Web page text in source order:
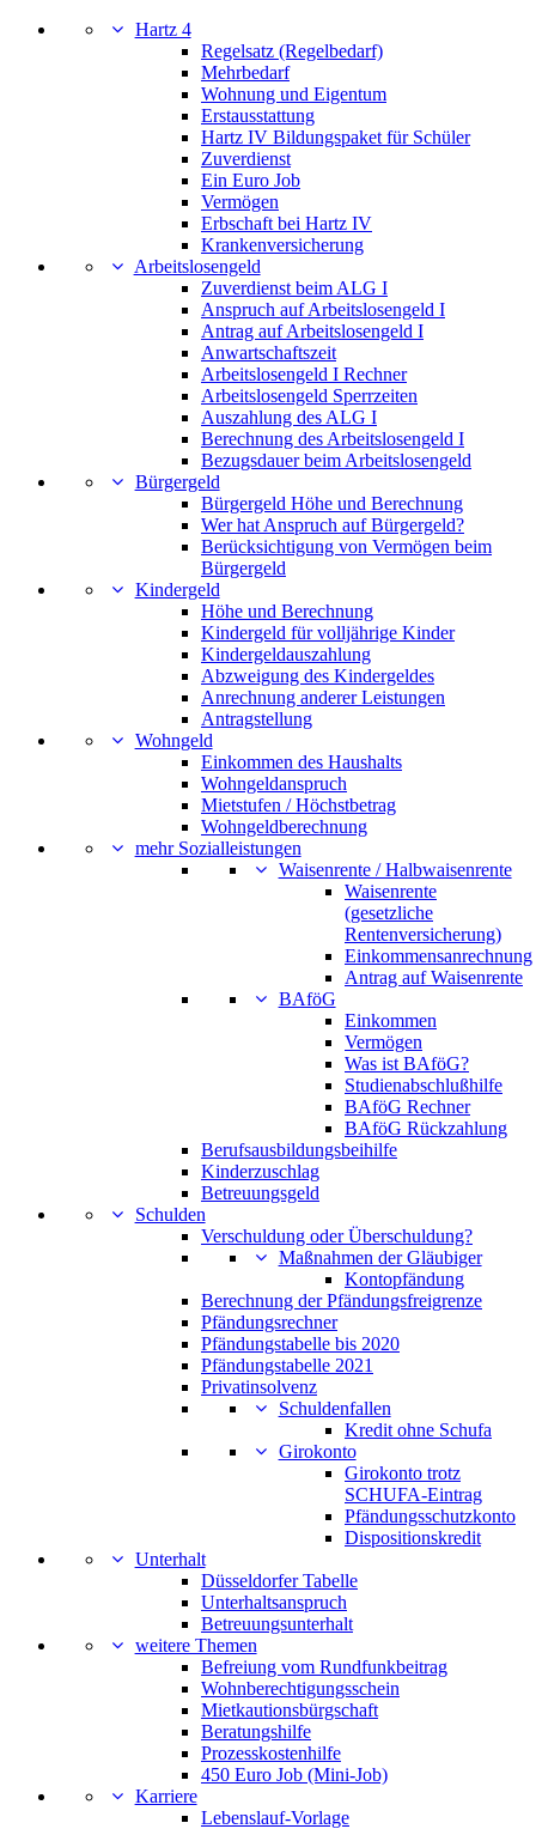
Hartz 4
Regelsatz (Regelbedarf)
Mehrbedarf
Wohnung und Eigentum
Erstausstattung
Hartz IV Bildungspaket für Schüler
Zuverdienst
Ein Euro Job
Vermögen
Erbschaft bei Hartz IV
Krankenversicherung
Arbeitslosengeld
Zuverdienst beim ALG I
Anspruch auf Arbeitslosengeld I
Antrag auf Arbeitslosengeld I
Anwartschaftszeit
Arbeitslosengeld I Rechner
Arbeitslosengeld Sperrzeiten
Auszahlung des ALG I
Berechnung des Arbeitslosengeld I
Bezugsdauer beim Arbeitslosengeld
Bürgergeld
Bürgergeld Höhe und Berechnung
Wer hat Anspruch auf Bürgergeld?
Berücksichtigung von Vermögen beim
Bürgergeld
Kindergeld
Höhe und Berechnung
Kindergeld für volljährige Kinder
Kindergeldauszahlung
Abzweigung des Kindergeldes
Anrechnung anderer Leistungen
Antragstellung
Wohngeld
Einkommen des Haushalts
Wohngeldanspruch
Mietstufen / Höchstbetrag
Wohngeldberechnung
mehr Sozialleistungen
Waisenrente / Halbwaisenrente
Waisenrente
(gesetzliche
Rentenversicherung)
Einkommensanrechnung
Antrag auf Waisenrente
BAföG
Einkommen
Vermögen
Was ist BAföG?
Studienabschlußhilfe
BAföG Rechner
BAföG Rückzahlung
Berufsausbildungsbeihilfe
Kinderzuschlag
Betreuungsgeld
Schulden
Verschuldung oder Überschuldung?
Maßnahmen der Gläubiger
Kontopfändung
Berechnung der Pfändungsfreigrenze
Pfändungsrechner
Pfändungstabelle bis 2020
Pfändungstabelle 2021
Privatinsolvenz
Schuldenfallen
Kredit ohne Schufa
Girokonto
Girokonto trotz
SCHUFA-Eintrag
Pfändungsschutzkonto
Dispositionskredit
Unterhalt
Düsseldorfer Tabelle
Unterhaltsanspruch
Betreuungsunterhalt
weitere Themen
Befreiung vom Rundfunkbeitrag
Wohnberechtigungsschein
Mietkautionsbürgschaft
Beratungshilfe
Prozesskostenhilfe
450 Euro Job (Mini-Job)
Karriere
Lebenslauf-Vorlage